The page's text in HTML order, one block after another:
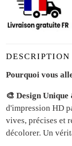
DESCRIPTION
Pourquoi vous
🎨 Design
d'impression HD
vives, précises et
décolorer. Un